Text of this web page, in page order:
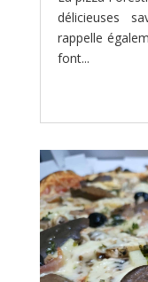
délicieuses
rappelle
font...